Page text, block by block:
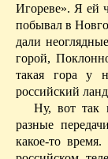
Игореве». Я ей
побывал в
дали
горой,
такая гора у
российский
Ну, вот так
разные
какое-то